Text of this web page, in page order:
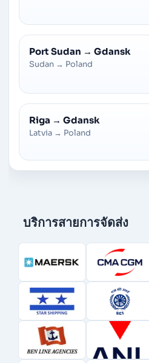
Port Sudan → Gdansk
Sudan → Poland
Riga → Gdansk
Latvia → Poland
บริการสายการจัดส่ง